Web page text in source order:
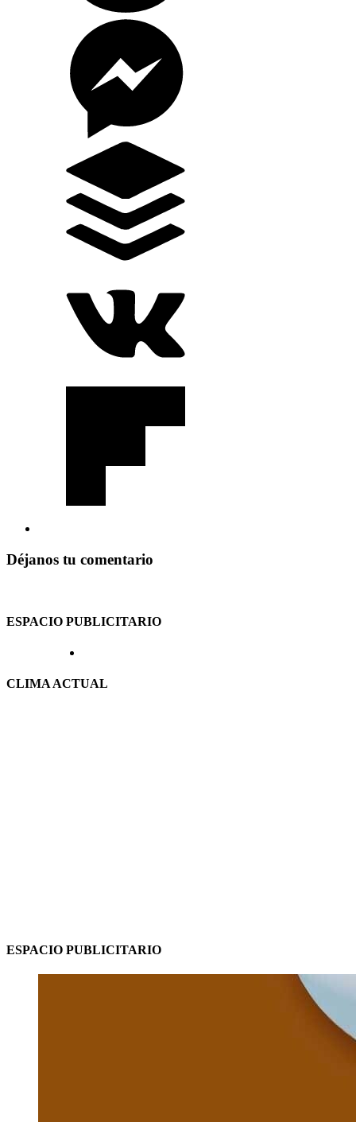
Déjanos tu comentario
ESPACIO PUBLICITARIO
CLIMA ACTUAL
ESPACIO PUBLICITARIO